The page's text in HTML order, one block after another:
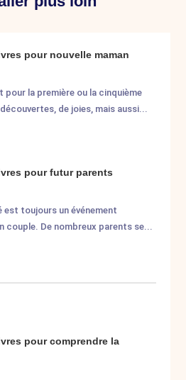
pour nouvelle maman
pour la première ou la cinquième
de joies, mais aussi...
pour futur parents
est toujours un événement
couple. De nombreux parents se...
pour comprendre la